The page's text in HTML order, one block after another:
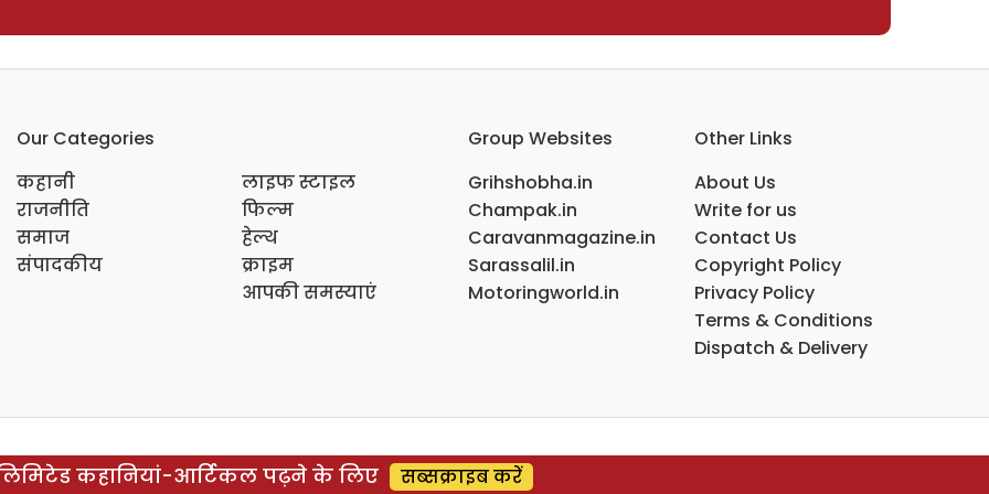
Our Categories
कहानी
राजनीति
समाज
संपादकीय
लाइफ स्टाइल
फिल्म
हेल्थ
क्राइम
आपकी समस्याएं
Group Websites
Grihshobha.in
Champak.in
Caravanmagazine.in
Sarassalil.in
Motoringworld.in
Other Links
About Us
Write for us
Contact Us
Copyright Policy
Privacy Policy
Terms & Conditions
Dispatch & Delivery
कहानियां-आर्टिकल पढ़ने के लिए सब्सक्राइब करें